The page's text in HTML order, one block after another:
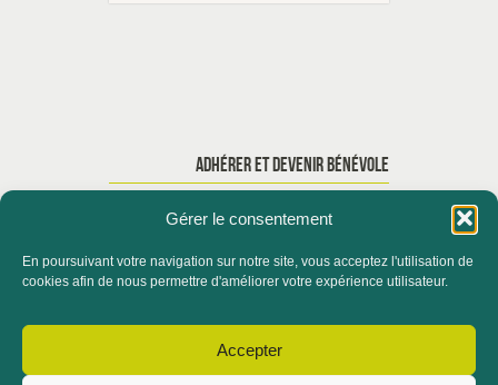
Gérer le consentement
En poursuivant votre navigation sur notre site, vous acceptez l'utilisation de
cookies afin de nous permettre d'améliorer votre expérience utilisateur.
Accepter
ADHÉRER ET DEVENIR BÉNÉVOLE
ACCUEIL
QUI SOMMES-NOUS ?
CONTACTER LE SERVICE FORMATION